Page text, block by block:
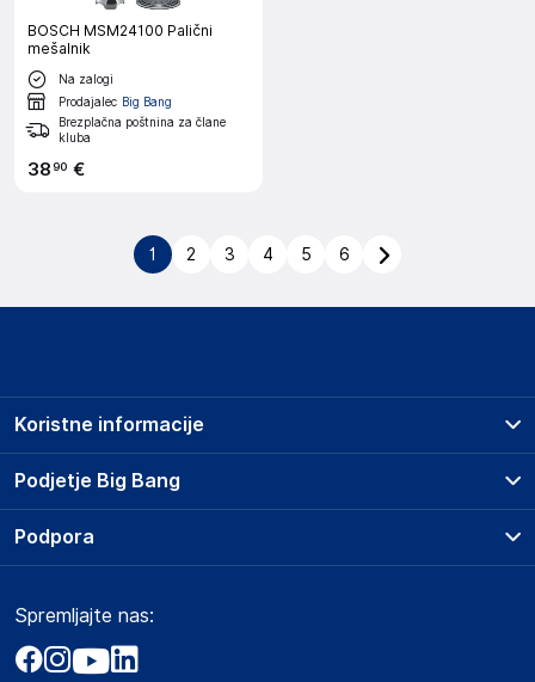
BOSCH MSM24100 Palični
mešalnik
Na zalogi
Prodajalec Big Bang
Brezplačna poštnina za člane
kluba
3890 €
1 2 3 4 5 6
Podjetje Big Bang
O podjetju
Obvestila za javnost
Akt o digitalnih storitvah
Koristne informacije
Prodajna mesta
Storitve
Dostava, vnos in odvoz
Zavarovanje izdelkov
Podpora
Marketplace
Kako oddati naročilo?
Spremljajte nas: